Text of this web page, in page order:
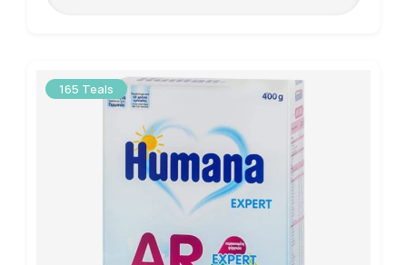
165 Teals